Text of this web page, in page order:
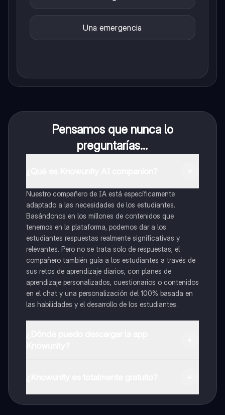
Una emergencia
Pensamos que nunca lo
preguntarías...
Nuestro compañero de IA está específicamente
adaptado a las necesidades de los estudiantes.
Basándonos en los millones de contenidos que
tenemos en la plataforma, podemos dar a los
estudiantes respuestas realmente significativas y
relevantes. Pero no se trata solo de respuestas, el
compañero también guía a los estudiantes a través de
sus retos de aprendizaje diarios, con planes de
aprendizaje personalizados, cuestionarios o contenidos
en el chat y una personalización del 100% basada en
las habilidades y el desarrollo de los estudiantes.